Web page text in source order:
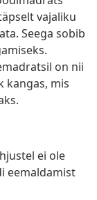
vajaliku
Seega sobib
on nii
kangas, mis
ei ole
eemaldamist